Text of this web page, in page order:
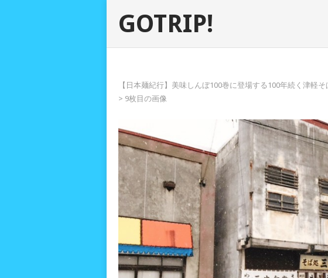
GOTRIP!
【日本麺紀行】美味しんぼ100巻に登場する100年続く津軽
> 9枚目の画像